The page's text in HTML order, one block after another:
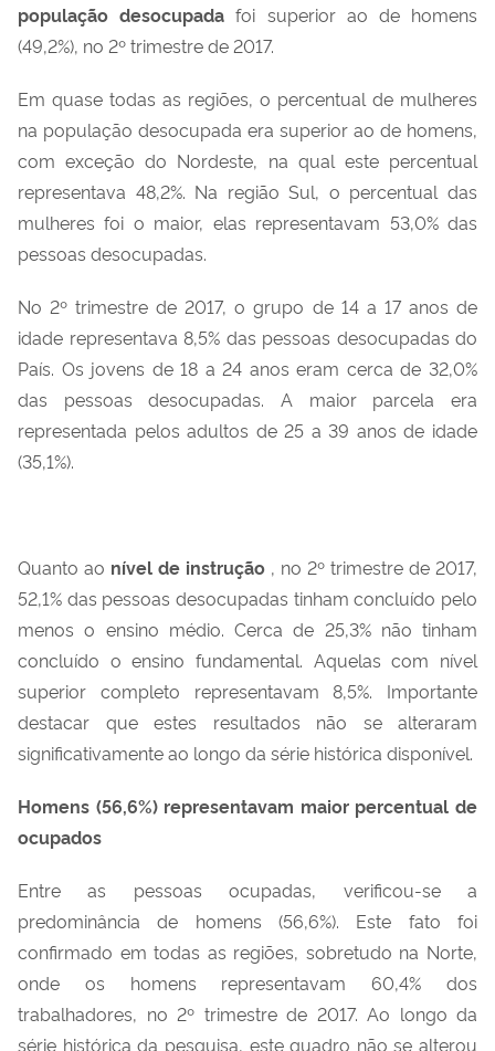
população desocupadafoi superior ao de homens
(49,2%), no 2º trimestre de 2017.
Em quase todas as regiões, o percentual de mulheres
na população desocupada era superior ao de homens,
com exceção do Nordeste, na qual este percentual
representava 48,2%. Na região Sul, o percentual das
mulheres foi o maior, elas representavam 53,0% das
pessoas desocupadas.
No 2º trimestre de 2017, o grupo de 14 a 17 anos de
idade representava 8,5% das pessoas desocupadas do
País. Os jovens de 18 a 24 anos eram cerca de 32,0%
das pessoas desocupadas. A maior parcela era
representada pelos adultos de 25 a 39 anos de idade
(35,1%).
Quanto ao nível de instrução , no 2º trimestre de 2017,
52,1% das pessoas desocupadas tinham concluído pelo
menos o ensino médio. Cerca de 25,3% não tinham
concluído o ensino fundamental. Aquelas com nível
superior completo representavam 8,5%. Importante
destacar que estes resultados não se alteraram
significativamente ao longo da série histórica disponível.
Homens (56,6%) representavam maior percentual de
ocupados
Entre as pessoas ocupadas, verificou-se a
predominância de homens (56,6%). Este fato foi
confirmado em todas as regiões, sobretudo na Norte,
onde os homens representavam 60,4% dos
trabalhadores, no 2º trimestre de 2017. Ao longo da
série histórica da pesquisa, este quadro não se alterou